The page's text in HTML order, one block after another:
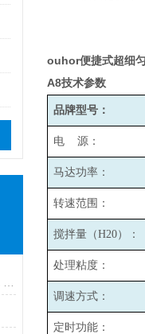
ouhor便捷式超细
A8技术参数
品牌型号：
电 源：
马达功率：
转速范围：
搅拌量（H20）：
处理粘度：
调速方式：
定时功能：